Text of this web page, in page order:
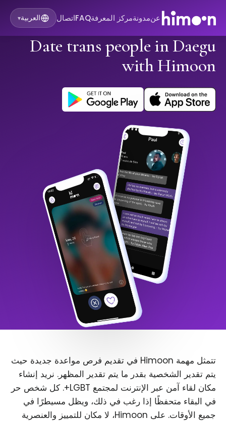
عنمدونةمركز المعرفةFAQاتصال العربية▾
Date trans people in Daegu
with Himoon
تتمثل مهمة Himoon في تقديم فرص مواعدة جديدة حيث
يتم تقدير الشخصية بقدر ما يتم تقدير المظهر. نريد إنشاء
مكان لقاء آمن عبر الإنترنت لمجتمع LGBT+. كل شخص حر
في البقاء متحفظًا إذا رغب في ذلك، ويظل مسيطرًا في
جميع الأوقات. على Himoon، لا مكان للتمييز والعنصرية